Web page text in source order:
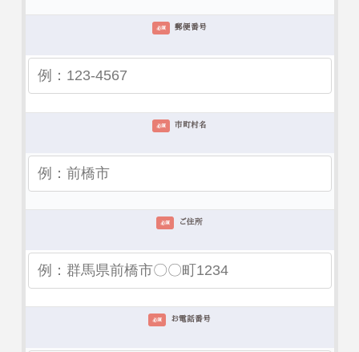
必須 郵便番号
必須 市町村名
必須 ご住所
必須 お電話番号